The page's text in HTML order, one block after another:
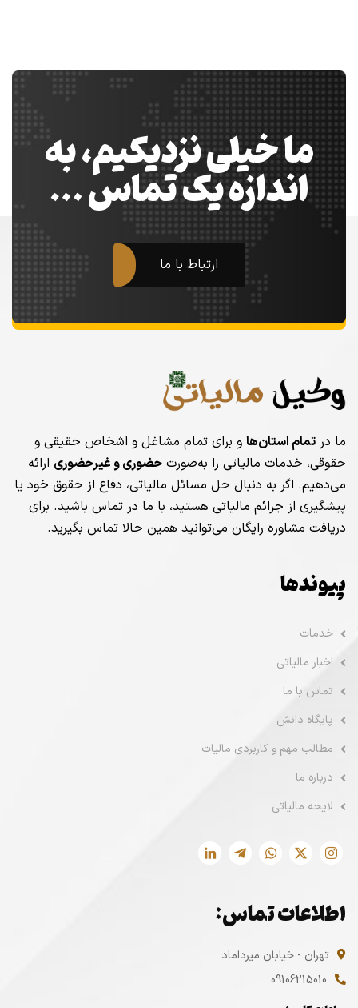
ما خیلی نزدیکیم، به
اندازه یک تماس …
ارتباط با ما
ما در تمام استان‌ها و برای تمام مشاغل و اشخاص حقیقی و
حقوقی، خدمات مالیاتی را به‌صورت حضوری و غیرحضوری ارائه
می‌دهیم. اگر به دنبال حل مسائل مالیاتی، دفاع از حقوق خود یا
پیشگیری از جرائم مالیاتی هستید، با ما در تماس باشید. برای
دریافت مشاوره رایگان می‌توانید همین حالا تماس بگیرید.
پیوندها
خدمات
اخبار مالیاتی
تماس با ما
پایگاه دانش
مطالب مهم و کاربردی مالیات
درباره ما
لایحه مالیاتی
اطلاعات تماس:
تهران - خیابان میرداماد
09106215010